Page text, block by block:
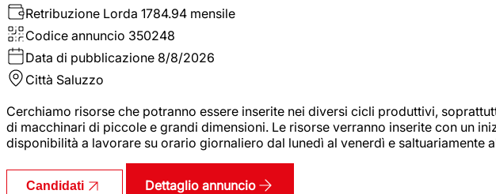
Retribuzione Lorda 1784.94 mensile
Codice annuncio 350248
Data di pubblicazione 8/8/2026
Città Saluzzo
Cerchiamo risorse che potranno essere inserite nei diversi cicli produttivi,
di macchinari di piccole e grandi dimensioni. Le risorse verranno inserite con un
disponibilità a lavorare su orario giornaliero dal lunedì al venerdì e
Candidati Dettaglio annuncio